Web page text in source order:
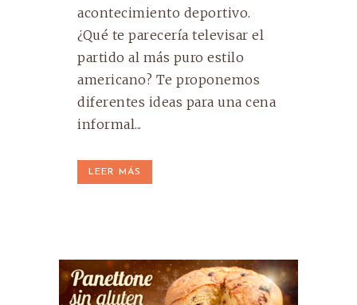
acontecimiento deportivo.
¿Qué te parecería televisar el
partido al más puro estilo
americano? Te proponemos
diferentes ideas para una cena
informal...
LEER MÁS